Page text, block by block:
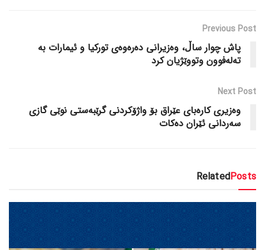
Previous Post
پاش چوار ساڵ، وەزیرانی دەرەوەی تورکیا و ئیمارات بە
تەلەفوون وتووێژیان کرد
Next Post
وەزیری کارەبای عێراق بۆ واژۆکردنی گرێبەستی نوێی گازی
سەردانی ئێران دەکات
RelatedPosts